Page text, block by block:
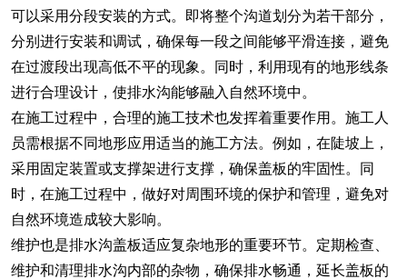
可以采用分段安装的方式。即将整个沟道划分为若干部分，
分别进行安装和调试，确保每一段之间能够平滑连接，避免
在过渡段出现高低不平的现象。同时，利用现有的地形线条
进行合理设计，使排水沟能够融入自然环境中。
在施工过程中，合理的施工技术也发挥着重要作用。施工人
员需根据不同地形应用适当的施工方法。例如，在陡坡上，
采用固定装置或支撑架进行支撑，确保盖板的牢固性。同
时，在施工过程中，做好对周围环境的保护和管理，避免对
自然环境造成较大影响。
维护也是排水沟盖板适应复杂地形的重要环节。定期检查、
维护和清理排水沟内部的杂物，确保排水畅通，延长盖板的